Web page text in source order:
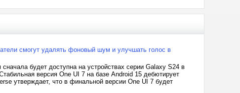
смогут удалять фоновый шум и улучшать голос в
будет доступна на устройствах серии Galaxy S24 в
версия One UI 7 на базе Android 15 дебютирует
утверждает, что в финальной версии One UI 7 будет